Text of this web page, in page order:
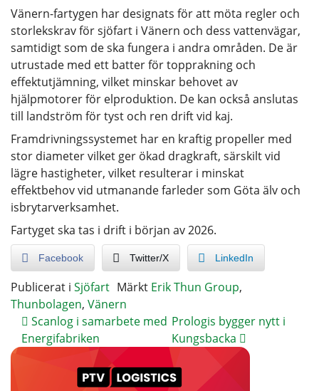
Vänern-fartygen har designats för att möta regler och
storlekskrav för sjöfart i Vänern och dess vattenvägar,
samtidigt som de ska fungera i andra områden. De är
utrustade med ett batter för topprakning och
effektutjämning, vilket minskar behovet av
hjälpmotorer för elproduktion. De kan också anslutas
till landström för tyst och ren drift vid kaj.
Framdrivningssystemet har en kraftig propeller med
stor diameter vilket ger ökad dragkraft, särskilt vid
lägre hastigheter, vilket resulterar i minskat
effektbehov vid utmanande farleder som Göta älv och
isbrytarverksamhet.
Fartyget ska tas i drift i början av 2026.
Facebook Twitter/X LinkedIn
Publicerat i Sjöfart Märkt Erik Thun Group,
Thunbolagen, Vänern
Scanlog i samarbete med
Energifabriken
Prologis bygger nytt i
Kungsbacka